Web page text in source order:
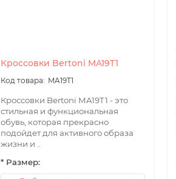
Кроссовки Bertoni MA19T1
MA19T1
Кроссовки Bertoni MA19T1 - это
стильная и функциональная
обувь, которая прекрасно
подойдет для активного образа
жизни и ..
* Размер: